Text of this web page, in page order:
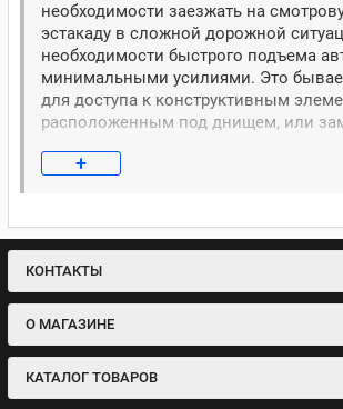
необходимости заезжать на
эстакаду в сложной дорожной
необходимости быстрого подъема
минимальными усилиями. Это
для доступа к конструктивным
расположенным под днищем, или
разные виды, которые отличаются
характеристиками. Автомобильный
нужно выбирать отдельно для
средства, СТО или автосервиса,
основные и дополнительные
работы.
Принцип работы
+
КОНТАКТЫ
О МАГАЗИНЕ
КАТАЛОГ ТОВАРОВ